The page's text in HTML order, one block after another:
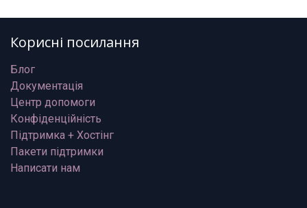
Корисні посилання
Блог
Документація
Центр допомоги
Конфіденційність
Підтримка + Хостінг
Пакети підтримки
Написати нам